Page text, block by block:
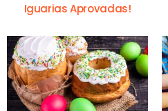
Iguarias Aprovadas!